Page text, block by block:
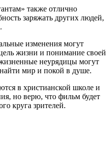
также отлично
заряжать других людей,
изменения могут
жизни и понимание своей
неурядицы могут
мир и покой в душе.
в христианской школе и
но верю, что фильм будет
круга зрителей.